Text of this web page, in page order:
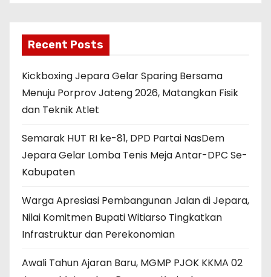
v
i
g
a
t
i
n
Recent Posts
Kickboxing Jepara Gelar Sparing Bersama
Menuju Porprov Jateng 2026, Matangkan Fisik
dan Teknik Atlet
Semarak HUT RI ke-81, DPD Partai NasDem
Jepara Gelar Lomba Tenis Meja Antar-DPC Se-
Kabupaten
Warga Apresiasi Pembangunan Jalan di Jepara,
Nilai Komitmen Bupati Witiarso Tingkatkan
Infrastruktur dan Perekonomian
Awali Tahun Ajaran Baru, MGMP PJOK KKMA 02